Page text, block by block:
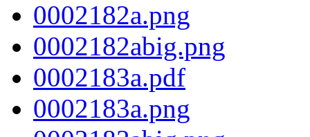
0002182a.png
0002182abig.png
0002183a.pdf
0002183a.png